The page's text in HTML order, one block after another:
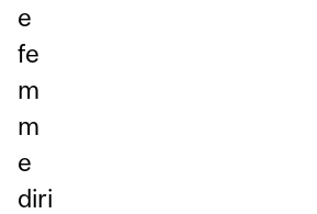
e
fe
m
m
e
diri